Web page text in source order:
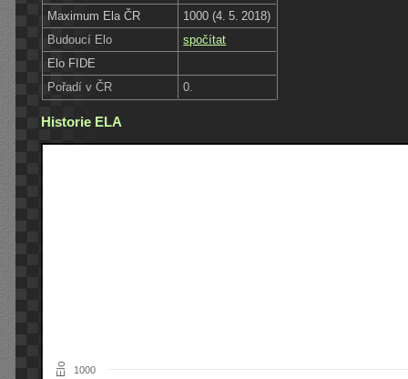
Maximum Ela ČR
1000 (4. 5. 2018)
Budoucí Elo
spočítat
Elo FIDE
Pořadí v ČR
0.
Historie ELA
Elo 1000